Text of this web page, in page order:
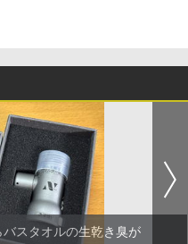
スタオルの生乾き臭が